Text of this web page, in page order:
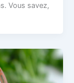
Vous savez,